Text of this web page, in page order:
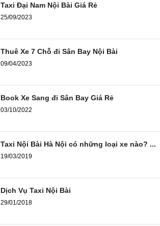
Taxi Đại Nam Nội Bài Giá Rẻ
25/09/2023
Thuê Xe 7 Chỗ đi Sân Bay Nội Bài
09/04/2023
Book Xe Sang đi Sân Bay Giá Rẻ
03/10/2022
Taxi Nội Bài Hà Nội có những loại xe nào? ...
19/03/2019
Dịch Vụ Taxi Nội Bài
29/01/2018